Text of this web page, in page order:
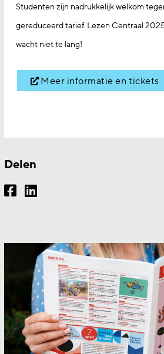
Studenten zijn nadrukkelijk welkom
gereduceerd tarief. Lezen Centraal
wacht niet te lang!
Meer informatie en tickets
Delen